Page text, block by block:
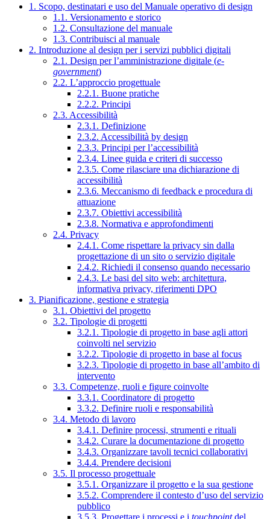
1. Scopo, destinatari e uso del Manuale operativo di design
1.1. Versionamento e storico
1.2. Consultazione del manuale
1.3. Contribuisci al manuale
2. Introduzione al design per i servizi pubblici digitali
2.1. Design per l’amministrazione digitale (e-
government)
2.2. L’approccio progettuale
2.2.1. Buone pratiche
2.2.2. Principi
2.3. Accessibilità
2.3.1. Definizione
2.3.2. Accessibilità by design
2.3.3. Principi per l’accessibilità
2.3.4. Linee guida e criteri di successo
2.3.5. Come rilasciare una dichiarazione di
accessibilità
2.3.6. Meccanismo di feedback e procedura di
attuazione
2.3.7. Obiettivi accessibilità
2.3.8. Normativa e approfondimenti
2.4. Privacy
2.4.1. Come rispettare la privacy sin dalla
progettazione di un sito o servizio digitale
2.4.2. Richiedi il consenso quando necessario
2.4.3. Le basi del sito web: architettura,
informativa privacy, riferimenti DPO
3. Pianificazione, gestione e strategia
3.1. Obiettivi del progetto
3.2. Tipologie di progetti
3.2.1. Tipologie di progetto in base agli attori
coinvolti nel servizio
3.2.2. Tipologie di progetto in base al focus
3.2.3. Tipologie di progetto in base all’ambito di
intervento
3.3. Competenze, ruoli e figure coinvolte
3.3.1. Coordinatore di progetto
3.3.2. Definire ruoli e responsabilità
3.4. Metodo di lavoro
3.4.1. Definire processi, strumenti e rituali
3.4.2. Curare la documentazione di progetto
3.4.3. Organizzare tavoli tecnici collaborativi
3.4.4. Prendere decisioni
3.5. Il processo progettuale
3.5.1. Organizzare il progetto e la sua gestione
3.5.2. Comprendere il contesto d’uso del servizio
pubblico
3.5.3. Progettare i processi e i touchpointdel